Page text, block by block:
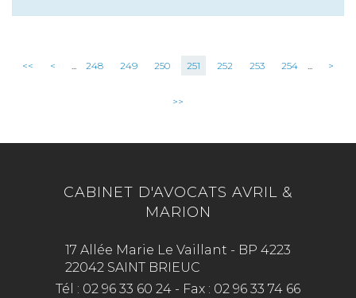
<< < 248 249 250 251 252 253 254 >
>>
CABINET D'AVOCATS AVRIL &
MARION
17 Allée Marie Le Vaillant - BP 4223
22042 SAINT BRIEUC
Tél : 02 96 33 60 24 - Fax : 02 96 33 74 66